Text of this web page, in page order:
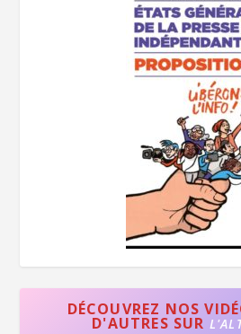
DÉCOUVREZ NOS
D'AUTRES SUR